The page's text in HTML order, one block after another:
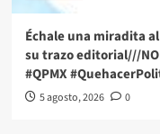
Échale una miradita
su trazo editorial///NO
#QPMX
5 agosto, 2026 0